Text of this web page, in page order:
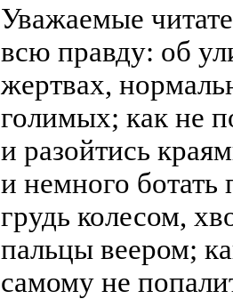
Уважаемые
всю правду: об
жертвах,
голимых; как не
и разойтись
и немного ботать
грудь колесом,
пальцы веером;
самому не